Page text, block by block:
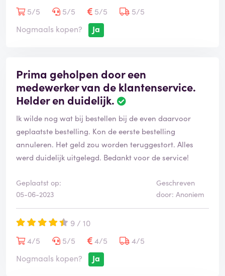
5/5
5/5 5/5
5/5
Nogmaals kopen?
Ja
Prima geholpen door een
medewerker van de klantenservice.
Helder en duidelijk.
Ik wilde nog wat bij bestellen bij de even daarvoor
geplaatste bestelling. Kon de eerste bestelling
annuleren. Het geld zou worden teruggestort. Alles
werd duidelijk uitgelegd. Bedankt voor de service!
Geplaatst op:
05-06-2023
Geschreven
door: Anoniem
9 / 10
4/5
5/5 4/5
4/5
Nogmaals kopen?
Ja